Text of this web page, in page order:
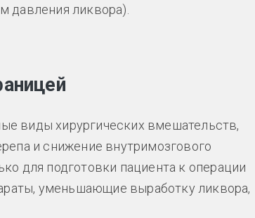
давления ликвора).
виды хирургических вмешательств,
и снижение внутримозгового
для подготовки пациента к операции
уменьшающие выработку ликвора,